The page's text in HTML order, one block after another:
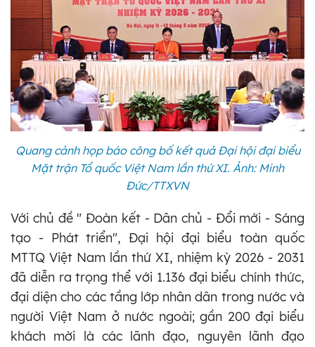
Quang cảnh họp báo công bố kết quả Đại hội đại biểu
Mặt trận Tổ quốc Việt Nam lần thứ XI. Ảnh: Minh
Đức/TTXVN
Với chủ đề " Đoàn kết - Dân chủ - Đổi mới - Sáng
tạo - Phát triển", Đại hội đại biểu toàn quốc
MTTQ Việt Nam lần thứ XI, nhiệm kỳ 2026 - 2031
đã diễn ra trọng thể với 1.136 đại biểu chính thức,
đại diện cho các tầng lớp nhân dân trong nước và
người Việt Nam ở nước ngoài; gần 200 đại biểu
khách mời là các lãnh đạo, nguyên lãnh đạo